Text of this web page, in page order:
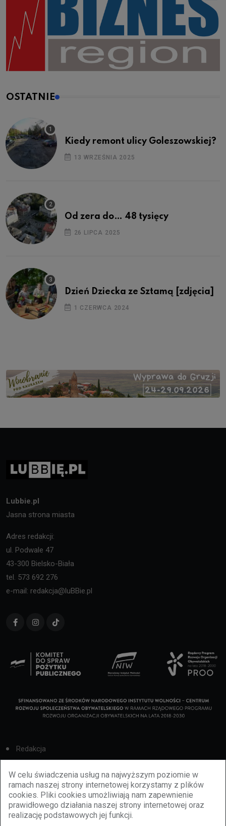
W celu świadczenia usług na najwyższym poziomie w
ramach naszej strony internetowej korzystamy z plików
cookies. Pliki cookies umożliwiają nam zapewnienie
prawidłowego działania naszej strony internetowej oraz
realizację podstawowych jej funkcji.
OSTATNIE
Kiedy remont ulicy Goleszowskiej?
13 WRZEŚNIA 2025
Od zera do… 48 tysięcy
26 LIPCA 2025
Dzień Dziecka ze Sztamą [zdjęcia]
1 CZERWCA 2024
Lubbie.pl
Jasna strona miasta
Adres redakcji:
ul. Podwale 47
43-300 Bielsko-Biała
tel. 573 692 276
e-mail: redakcja@luBBie.pl
Redakcja
Cookies
Reklama
BBiletomania